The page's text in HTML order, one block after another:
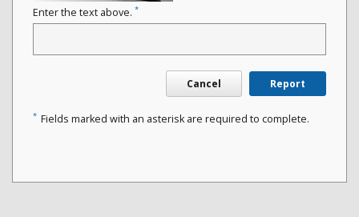
Enter the text above. *
Cancel Report
* Fields marked with an asterisk are required to complete.